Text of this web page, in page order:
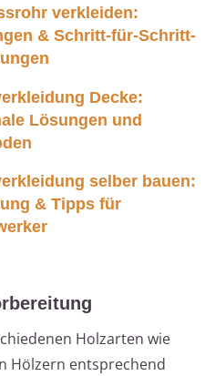
verkleiden:
& Schritt-für-Schritt-
Decke:
Lösungen und
selber bauen:
& Tipps für
Holzarten wie
Hölzern entsprechend